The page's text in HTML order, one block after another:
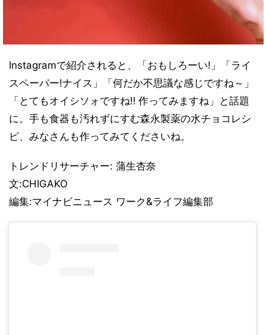
Instagramで紹介されると、「おもしろーい!」「ライ
スペーパー!ナイス」「何だか不思議な感じですね～」
「とてもオイシソォですね‼️ 作ってみますね」と話題
に。手も食器も汚れずにすむ森永製薬の水チョコレシ
ピ、みなさんも作ってみてくださいね。
トレンドリサーチャー: 蒲生杏奈
文:CHIGAKO
編集:マイナビニュース ワーク&ライフ編集部